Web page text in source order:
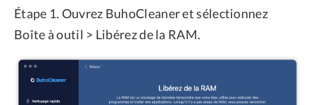
Étape 1. Ouvrez BuhoCleaner et sélectionnez
Boîte à outil > Libérez de la RAM.